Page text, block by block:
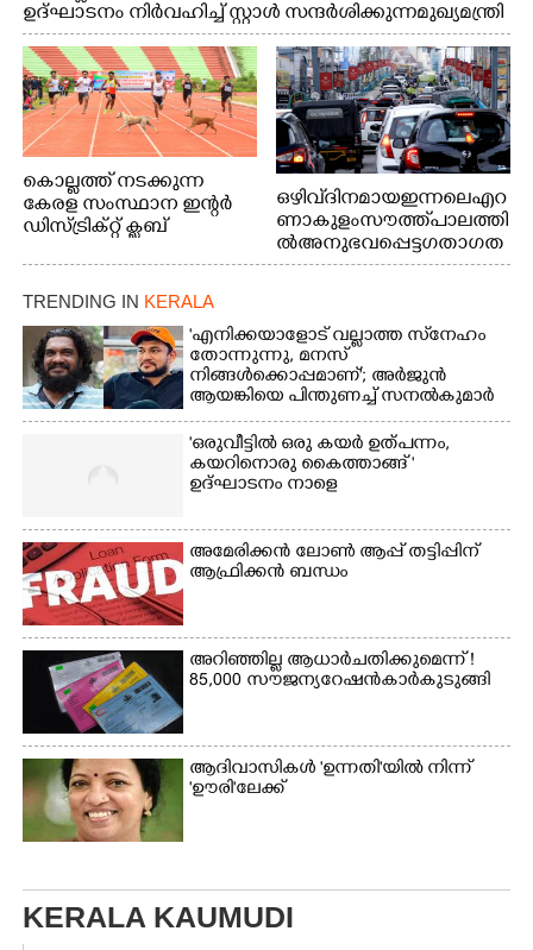
ഉദ്ഘാടനം നിർവഹിച്ച് സ്റ്റാൾ സന്ദർശിക്കുന്ന മുഖ്യമന്ത്രി
വി.ഡി. സതീശൻ. മന്ത്രി അനൂപ് ജേക്കബ് സമീപം
കൊല്ലത്ത് നടക്കുന്ന
കേരള സംസ്ഥാന ഇന്റർ
ഡിസ്ട്രിക്റ്റ് ക്ലബ്
ചാമ്പ്യൻഷിപ്പിൽ അണ്ടർ
20 ആൺകുട്ടികളുടെ 200
മത്സരത്തിനിടെ സിന്തറ്റിക്
ട്രാക്കിന് കുറുകെ ഓടുന്ന
നായകൾ.
ഒഴിവ് ദിനമായ ഇന്നലെ എറ
ണാകുളം സൗത്ത് പാലത്തി
ൽ അനുഭവപ്പെട്ട ഗതാഗത
ക്കുരുക്ക്
TRENDING IN KERALA
'എനിക്കയാളോട് വല്ലാത്ത സ്‌നേഹം
തോന്നുന്നു, മനസ്
നിങ്ങൾക്കൊപ്പമാണ്'; അർജുൻ
ആയങ്കിയെ പിന്തുണച്ച് സനൽകുമാർ
'ഒരുവീട്ടിൽ ഒരു കയർ ഉത്പന്നം,
കയറിനൊരു കൈത്താങ്ങ് '
ഉദ്ഘാടനം നാളെ
അമേരിക്കൻ ലോൺ ആപ്പ് തട്ടിപ്പിന്
ആഫ്രിക്കൻ ബന്ധം
അറിഞ്ഞില്ല ആധാർ ചതിക്കുമെന്ന് !
85,000 സൗജന്യ റേഷൻകാർ കുടുങ്ങി
ആദിവാസികൾ 'ഉന്നതി'യിൽ നിന്ന്
'ഊരി'ലേക്ക്
KERALA KAUMUDI